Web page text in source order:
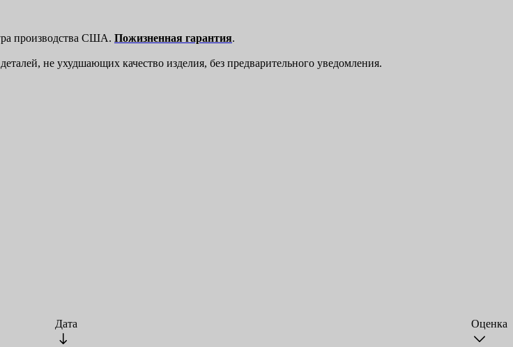
производства США. Пожизненная гарантия.
не ухудшающих качество изделия, без предварительного уведомления.
Дата Оценка